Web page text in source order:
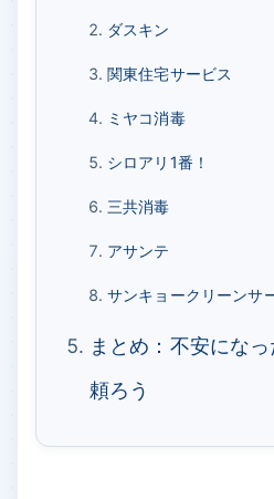
ダスキン
関東住宅サービス
ミヤコ消毒
シロアリ1番！
三共消毒
アサンテ
サンキョークリーンサ
まとめ：不安にな
頼ろう